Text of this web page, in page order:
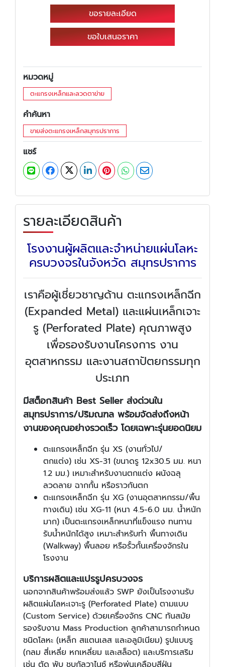
ขอรายละเอียด
ขอใบเสนอราคา
หมวดหมู่
ตะแกรงเหล็กและลวดตาข่าย
คำค้นหา
ขายส่งตะแกรงเหล็กสมุทรปราการ
แชร์
รายละเอียดสินค้า
โรงงานผู้ผลิตและจำหน่ายแผ่นโลหะ
ครบวงจรในจังหวัด สมุทรปราการ
เราคือผู้เชี่ยวชาญด้าน ตะแกรงเหล็กฉีก
(Expanded Metal) และแผ่นเหล็กเจาะ
รู (Perforated Plate) คุณภาพสูง
เพื่อรองรับงานโครงการ งาน
อุตสาหกรรม และงานสถาปัตยกรรมทุก
ประเภท
มีสต็อกสินค้า Best Seller ส่งด่วนใน
สมุทรปราการ/ปริมณฑล พร้อมจัดส่งถึงหน้า
งานของคุณอย่างรวดเร็ว โดยเฉพาะรุ่นยอดนิยม
ตะแกรงเหล็กฉีก รุ่น XS (งานทั่วไป/
ตกแต่ง) เช่น XS-31 (ขนาดรู 12x30.5 มม. หนา
1.2 มม.) เหมาะสำหรับงานตกแต่ง ผนังฉลุ
ลวดลาย ฉากกั้น หรือราวกันตก
ตะแกรงเหล็กฉีก รุ่น XG (งานอุตสาหกรรม/พื้น
ทางเดิน) เช่น XG-11 (หนา 4.5-6.0 มม. น้ำหนัก
มาก) เป็นตะแกรงเหล็กหนาที่แข็งแรง ทนทาน
รับน้ำหนักได้สูง เหมาะสำหรับทำ พื้นทางเดิน
(Walkway) พื้นลอย หรือรั้วกั้นเครื่องจักรใน
โรงงาน
บริการผลิตและแปรรูปครบวงจร
นอกจากสินค้าพร้อมส่งแล้ว SWP ยังเป็นโรงงานรับ
ผลิตแผ่นโลหะเจาะรู (Perforated Plate) ตามแบบ
(Custom Service) ด้วยเครื่องจักร CNC ทันสมัย
รองรับงาน Mass Production ลูกค้าสามารถกำหนด
ชนิดโลหะ (เหล็ก สแตนเลส และอลูมิเนียม) รูปแบบรู
(กลม สี่เหลี่ย หกเหลี่ยม และสล็อต) และบริการเสริม
เช่น ตัด พับ ชุบกัลวาไนซ์ หรือพ่นเคลือบสีฝุ่น